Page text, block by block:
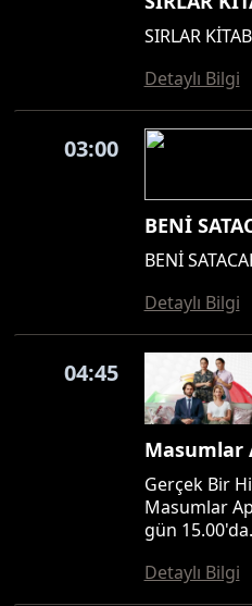
SIRLAR
Detaylı Bilgi
03:00
BENİ
BENİ
Detaylı Bilgi
04:45
Masumlar
Gerçek Bir
Masumlar
gün
Detaylı Bilgi